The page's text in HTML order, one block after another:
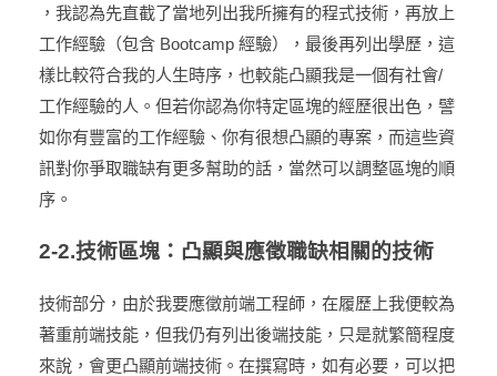
，我認為先直截了當地列出我所擁有的程式技術，再放上
工作經驗（包含 Bootcamp 經驗），最後再列出學歷，這
樣比較符合我的人生時序，也較能凸顯我是一個有社會/
工作經驗的人。但若你認為你特定區塊的經歷很出色，譬
如你有豐富的工作經驗、你有很想凸顯的專案，而這些資
訊對你爭取職缺有更多幫助的話，當然可以調整區塊的順
序。
2-2.技術區塊：凸顯與應徵職缺相關的技術
技術部分，由於我要應徵前端工程師，在履歷上我便較為
著重前端技能，但我仍有列出後端技能，只是就繁簡程度
來說，會更凸顯前端技術。在撰寫時，如有必要，可以把